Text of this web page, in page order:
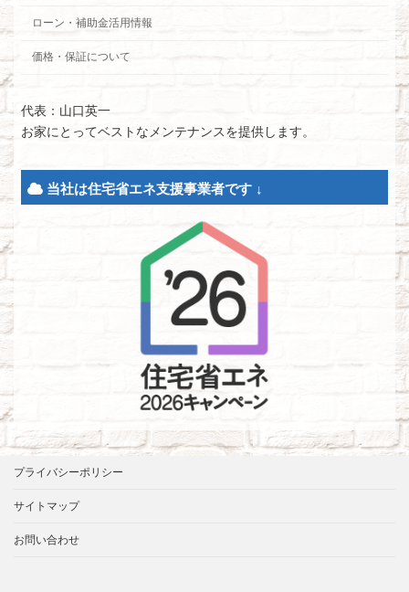
ローン・補助金活用情報
価格・保証について
代表：山口英一
お家にとってベストなメンテナンスを提供します。
当社は住宅省エネ支援事業者です ↓
プライバシーポリシー
サイトマップ
お問い合わせ